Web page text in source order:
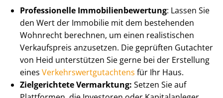
Professionelle Im­mo­bi­li­en­be­wer­tung: Lassen Sie
den Wert der Immobilie mit dem bestehenden
Wohnrecht berechnen, um einen realistischen
Verkaufspreis anzusetzen. Die geprüften Gutachter
von Heid unterstützen Sie gerne bei der Erstellung
eines Ver­kehrs­wert­gut­ach­tens für Ihr Haus.
Zielgerichtete Vermarktung: Setzen Sie auf